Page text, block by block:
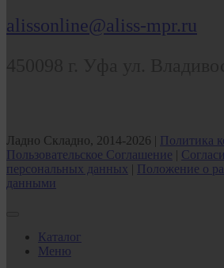
alissonline@aliss-mpr.ru
Ладно Складно, 2014-2026 | Политика
Пользовательское Соглашение |
персональных данных | Положение о
данными
Каталог
Меню